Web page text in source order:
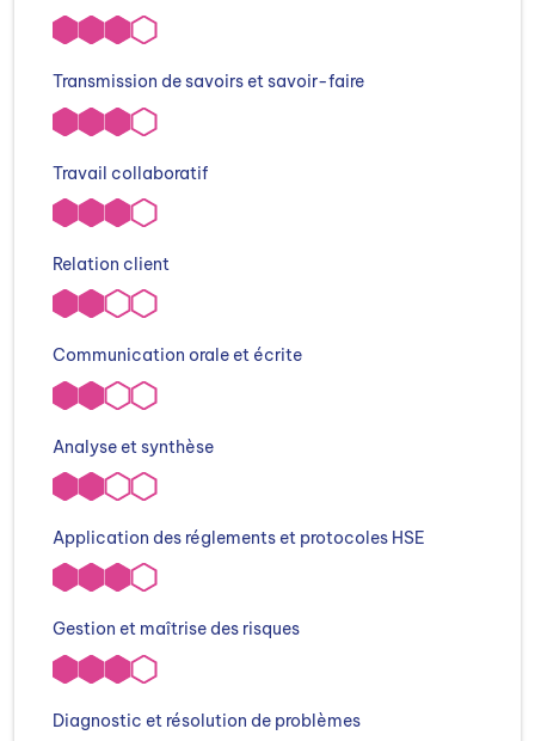
Transmission de savoirs et savoir-faire
Travail collaboratif
Relation client
Communication orale et écrite
Analyse et synthèse
Application des réglements et protocoles HSE
Gestion et maîtrise des risques
Diagnostic et résolution de problèmes